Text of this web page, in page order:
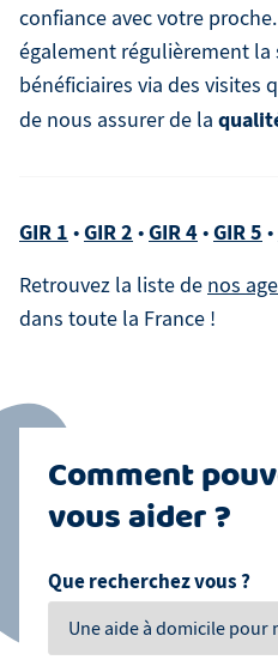
confiance avec votre
également régulièrement la
bénéficiaires via des visites
de nous assurer de la
GIR 1 •GIR 2 •GIR 4 •GIR 5 •
Retrouvez la liste de nos
dans toute la France !
Comment
vous aider ?
Que recherchez vous ?